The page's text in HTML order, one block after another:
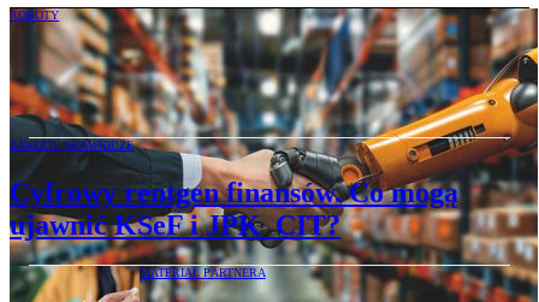
ROBOTY
Automatyzacja doprowadzi do
koncentracji w logistyce kontraktowej
ZAWODY PRAWNICZE
Cyfrowy rentgen finansów. Co mogą
ujawnić KSeF i JPK_CIT?
MATERIAŁ PARTNERA